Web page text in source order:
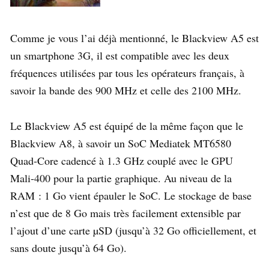
Comme je vous l’ai déjà mentionné, le Blackview A5 est
un smartphone 3G, il est compatible avec les deux
fréquences utilisées par tous les opérateurs français, à
savoir la bande des 900 MHz et celle des 2100 MHz.
Le Blackview A5 est équipé de la même façon que le
Blackview A8, à savoir un SoC Mediatek MT6580
Quad-Core cadencé à 1.3 GHz couplé avec le GPU
Mali-400 pour la partie graphique. Au niveau de la
RAM : 1 Go vient épauler le SoC. Le stockage de base
n’est que de 8 Go mais très facilement extensible par
l’ajout d’une carte µSD (jusqu’à 32 Go officiellement, et
sans doute jusqu’à 64 Go).